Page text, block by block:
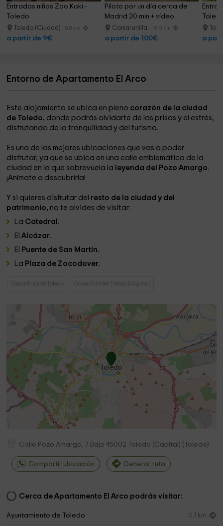
Entradas niños Zoo Koki -
Toledo
Toledo (Ciudad) 5.8 km
a partir de 9€
Piloto por un día cerca de
Madrid 20 min + vídeo
Camarenilla 19.0 km
a partir de 100€ a
Entorno de Apartamento El Arco
Este alojamiento se ubica en pleno corazón de la ciudad
de Toledo, donde podrás olvidarte de las prisas y el estrés,
disfrutando de la tranquilidad y del turismo.
Es una de las mejores ubicaciones que vas a poder
disfrutar, ya que se ubica en una calle emblemática de la
ciudad en la que sobrevuela la leyenda del Pozo Amargo.
¡Anímate a descubrirla!
Y si quieres disfrutar del resto de la ciudad y del
patrimonio, no te olvides de visitar:
La Catedral .
ElAlcázar.
El
Puente de San Martín.
La Plaza de Zocodover.
Casas Rurales Toledo Casas Rurales Toledo (Capital)
Calle Pozo Amargo, 7 Bajo 45002 Toledo (Capital) ( Toledo)
Compartir ubicación Generar ruta
Cerca de Apartamento El Arco podrás visitar:
Ayuntamiento de Toledo 0,1 km